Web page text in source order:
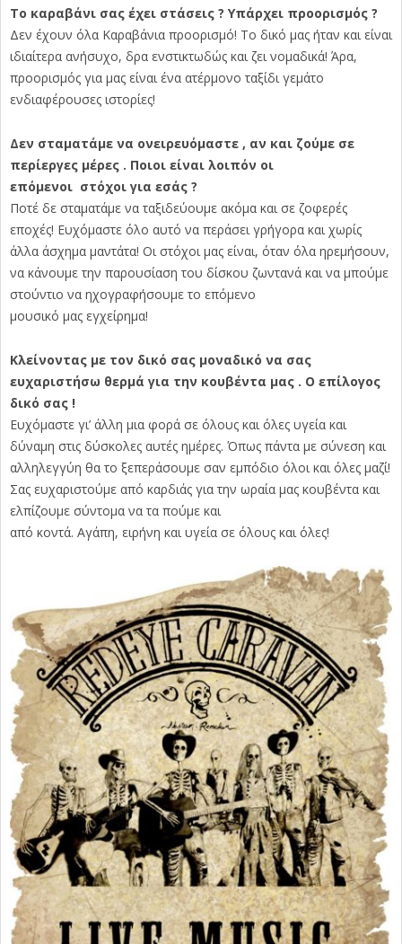
Το καραβάνι σας έχει στάσεις ? Υπάρχει προορισμός ?
Δεν έχουν όλα Καραβάνια προορισμό! Το δικό μας ήταν και είναι
ιδιαίτερα ανήσυχο, δρα ενστικτωδώς και ζει νομαδικά! Άρα,
προορισμός για μας είναι ένα ατέρμονο ταξίδι γεμάτο
ενδιαφέρουσες ιστορίες!
Δεν σταματάμε να ονειρευόμαστε , αν και ζούμε σε
περίεργες μέρες . Ποιοι είναι λοιπόν οι
επόμενοι στόχοι για εσάς ?
Ποτέ δε σταματάμε να ταξιδεύουμε ακόμα και σε ζοφερές
εποχές! Ευχόμαστε όλο αυτό να περάσει γρήγορα και χωρίς
άλλα άσχημα μαντάτα! Οι στόχοι μας είναι, όταν όλα ηρεμήσουν,
να κάνουμε την παρουσίαση του δίσκου ζωντανά και να μπούμε
στούντιο να ηχογραφήσουμε το επόμενο
μουσικό μας εγχείρημα!
Κλείνοντας με τον δικό σας μοναδικό να σας
ευχαριστήσω θερμά για την κουβέντα μας . Ο επίλογος
δικό σας !
Ευχόμαστε γι’ άλλη μια φορά σε όλους και όλες υγεία και
δύναμη στις δύσκολες αυτές ημέρες. Όπως πάντα με σύνεση και
αλληλεγγύη θα το ξεπεράσουμε σαν εμπόδιο όλοι και όλες μαζί!
Σας ευχαριστούμε από καρδιάς για την ωραία μας κουβέντα και
ελπίζουμε σύντομα να τα πούμε και
από κοντά. Αγάπη, ειρήνη και υγεία σε όλους και όλες!